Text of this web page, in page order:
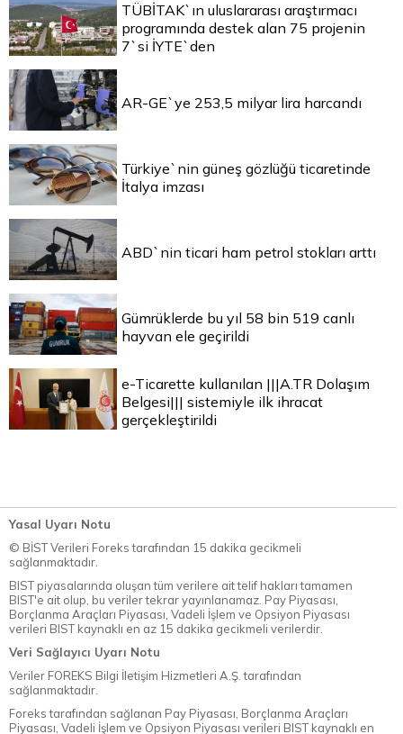
TÜBİTAK`ın uluslararası araştırmacı
programında destek alan 75 projenin
7`si İYTE`den
AR-GE`ye 253,5 milyar lira harcandı
Türkiye`nin güneş gözlüğü ticaretinde
İtalya imzası
ABD`nin ticari ham petrol stokları arttı
Gümrüklerde bu yıl 58 bin 519 canlı
hayvan ele geçirildi
e-Ticarette kullanılan |||A.TR Dolaşım
Belgesi||| sistemiyle ilk ihracat
gerçekleştirildi
Yasal Uyarı Notu
© BİST Verileri Foreks tarafından 15 dakika gecikmeli
sağlanmaktadır.
BIST piyasalarında oluşan tüm verilere ait telif hakları tamamen
BIST'e ait olup, bu veriler tekrar yayınlanamaz. Pay Piyasası,
Borçlanma Araçları Piyasası, Vadeli İşlem ve Opsiyon Piyasası
verileri BIST kaynaklı en az 15 dakika gecikmeli verilerdir.
Veri Sağlayıcı Uyarı Notu
Veriler FOREKS Bilgi İletişim Hizmetleri A.Ş. tarafından
sağlanmaktadır.
Foreks tarafından sağlanan Pay Piyasası, Borçlanma Araçları
Piyasası, Vadeli İşlem ve Opsiyon Piyasası verileri BIST kaynaklı en